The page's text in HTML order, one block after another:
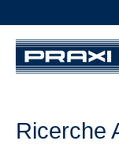
Ricerche